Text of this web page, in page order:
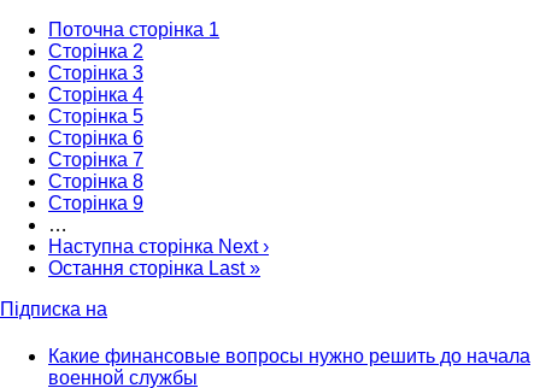
Поточна сторінка 1
Сторінка 2
Сторінка 3
Сторінка 4
Сторінка 5
Сторінка 6
Сторінка 7
Сторінка 8
Сторінка 9
…
Наступна сторінка Next ›
Остання сторінка Last »
Підписка на
Какие финансовые вопросы нужно решить до начала
военной службы